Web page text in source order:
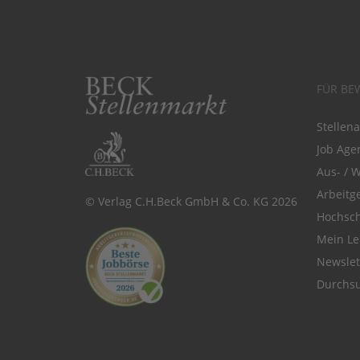
© Verlag C.H.Beck GmbH & Co. KG 2026
FÜR
Job
Aus- /
Mein